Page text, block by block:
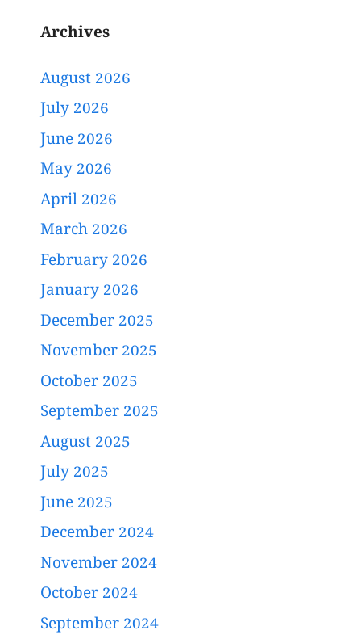
Archives
August 2026
July 2026
June 2026
May 2026
April 2026
March 2026
February 2026
January 2026
December 2025
November 2025
October 2025
September 2025
August 2025
July 2025
June 2025
December 2024
November 2024
October 2024
September 2024